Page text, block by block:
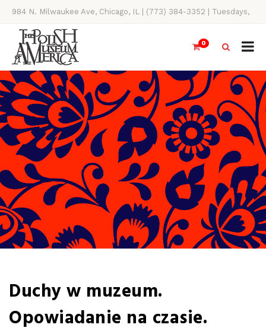
984 N. Milwaukee Ave, Chicago, IL | (773) 384-3352 | Tuesdays,
Thursdays, Saturdays, & Sundays, 11AM-4PM
0
Duchy w muzeum.
Opowiadanie na czasie.